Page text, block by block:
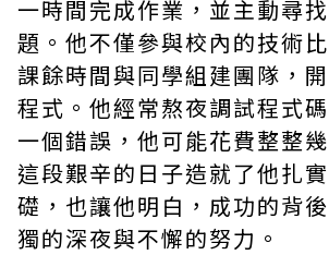
一時間完成作業，並主動尋
題。他不僅參與校內的技術
課餘時間與同學組建團隊，
程式。他經常熬夜調試程式
一個錯誤，他可能花費整整
這段艱辛的日子造就了他扎
礎，也讓他明白，成功的背
獨的深夜與不懈的努力。